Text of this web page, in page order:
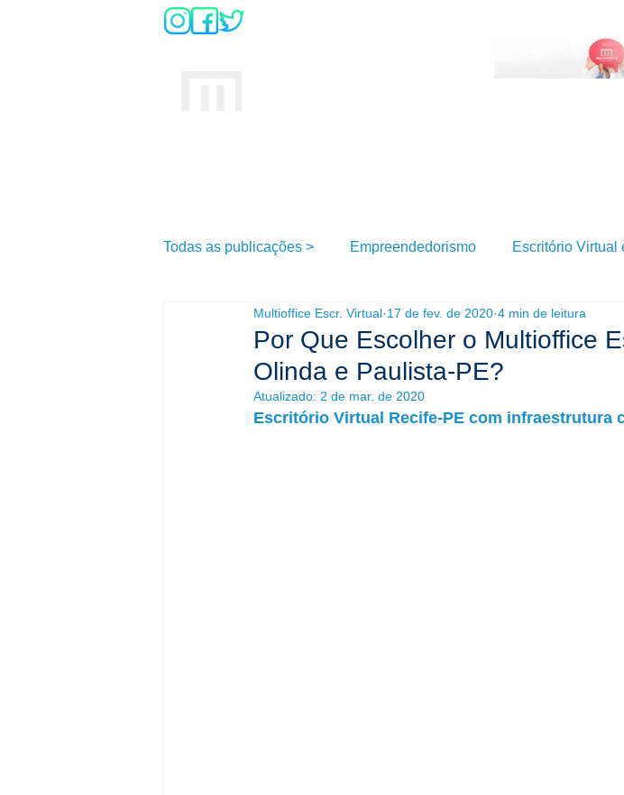
Todas as publicações > Empreendedorismo Escritório Virtual
Por Que Escolher o Multioffice
Olinda e Paulista-PE?
Multioffice Escr. Virtual 17 de fev. de 2020 4 min de leitura
Atualizado: 2 de mar. de 2020
Escritório Virtual Recife-PE com infraestrutura